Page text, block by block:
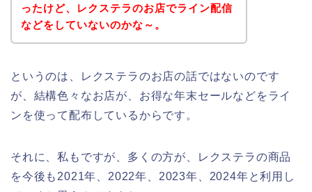
ったけど、レクステラのお店でライン配信
などをしていないのかな～。
というのは、レクステラのお店の話ではないのです
が、結構色々なお店が、お得な年末セールなどをライ
ンを使って配布しているからです。
それに、私もですが、多くの方が、レクステラの商品
を今後も2021年、2022年、2023年、2024年と利用し